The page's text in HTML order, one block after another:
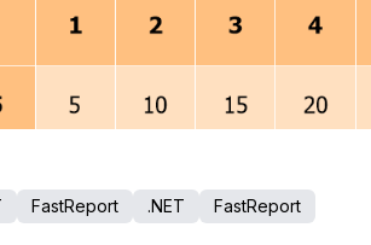
FastReport .NET FastReport